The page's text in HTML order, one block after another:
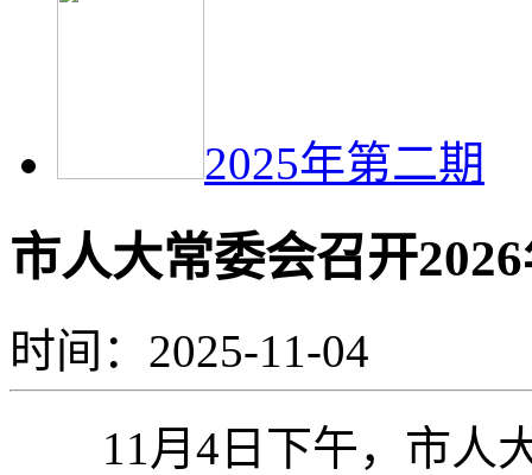
2025年第二期
市人大常委会召开
时间：2025-11-04
11月4日下午，市人大